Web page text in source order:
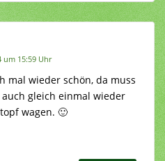
um 15:59 Uhr
mal wieder schön, da muss
gleich einmal wieder
wagen. 🙂